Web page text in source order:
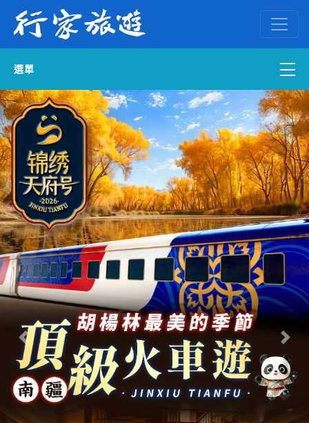
選單
國內外訂房
自組一團
中南部出發
國內旅遊
ENGLISH WEB
往前 往後